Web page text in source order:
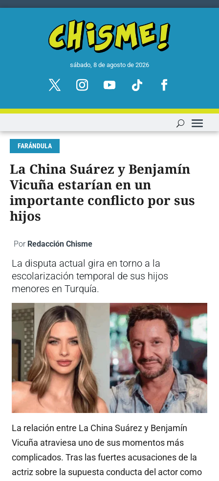
sábado, 8 de agosto de 2026
FARÁNDULA
La China Suárez y Benjamín
Vicuña estarían en un
importante conflicto por sus
hijos
Por Redacción Chisme
La disputa actual gira en torno a la
escolarización temporal de sus hijos
menores en Turquía.
La relación entre La China Suárez y Benjamín
Vicuña atraviesa uno de sus momentos más
complicados. Tras las fuertes acusaciones de la
actriz sobre la supuesta conducta del actor como